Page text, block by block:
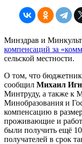
Минздрав и
компенсаций за
сельской местности.
О том, что
сообщил Михаил
Минтруду, а также к
Минобразования и
компенсацию в
проживающие и
были получить ещё
получателей в срок